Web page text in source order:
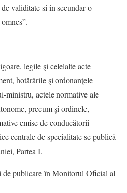
validitate si in secundar o
legile şi celelalte acte
hotărârile şi ordonanţele
actele normative ale
precum şi ordinele,
emise de conducătorii
centrale de specialitate se publică
Partea I.
de publicare în Monitorul Oficial al